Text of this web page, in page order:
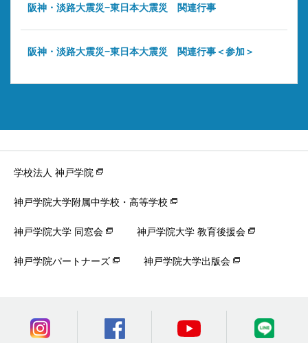
阪神・淡路大震災−東日本大震災 関連行事
阪神・淡路大震災−東日本大震災 関連行事＜参加＞
学校法人 神戸学院
神戸学院大学附属中学校・高等学校
神戸学院大学 同窓会 神戸学院大学 教育後援会
神戸学院パートナーズ 神戸学院大学出版会